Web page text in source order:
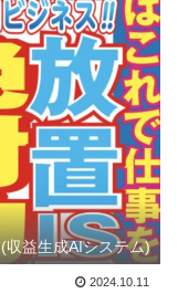
収益生成AIシステム)
2024.10.11